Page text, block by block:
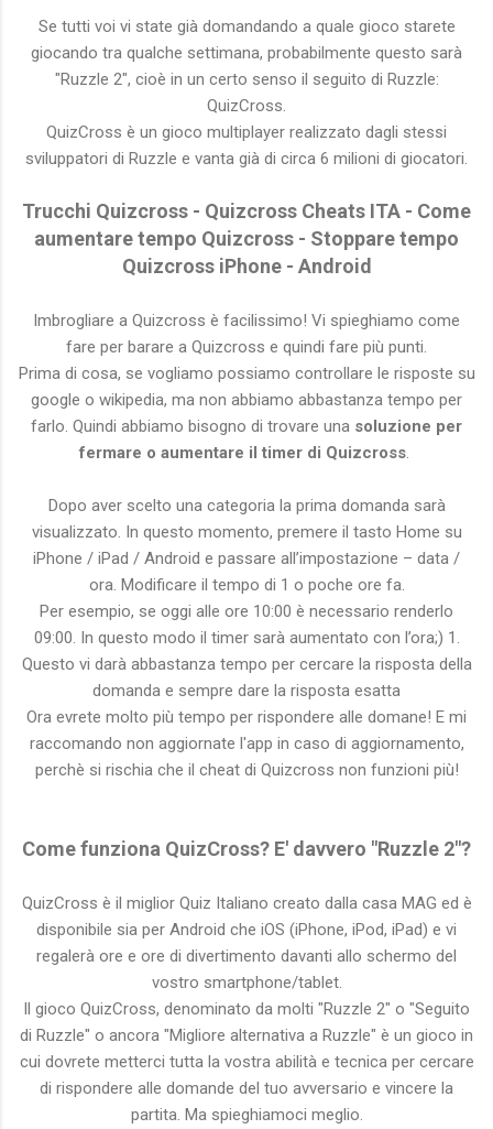
Se tutti voi vi state già domandando a quale gioco starete
giocando tra qualche settimana, probabilmente questo sarà
"Ruzzle 2", cioè in un certo senso il seguito di Ruzzle:
QuizCross.
QuizCross è un gioco multiplayer realizzato dagli stessi
sviluppatori di Ruzzle e vanta già di circa 6 milioni di giocatori.
Trucchi Quizcross - Quizcross Cheats ITA - Come
aumentare tempo Quizcross - Stoppare tempo
Quizcross iPhone - Android
Imbrogliare a Quizcross è facilissimo! Vi spieghiamo come
fare per barare a Quizcross e quindi fare più punti.
Prima di cosa, se vogliamo possiamo controllare le risposte su
google o wikipedia, ma non abbiamo abbastanza tempo per
farlo. Quindi abbiamo bisogno di trovare una soluzione per
fermare o aumentare il timer di Quizcross
Dopo aver scelto una categoria la prima domanda sarà
visualizzato. In questo momento, premere il tasto Home su
iPhone / iPad / Android e passare all’impostazione – data /
ora. Modificare il tempo di 1 o poche ore fa.
Per esempio, se oggi alle ore 10:00 è necessario renderlo
09:00. In questo modo il timer sarà aumentato con l’ora;) 1.
Questo vi darà abbastanza tempo per cercare la risposta della
domanda e sempre dare la risposta esatta
Ora evrete molto più tempo per rispondere alle domane! E mi
raccomando non aggiornate l'app in caso di aggiornamento,
perchè si rischia che il cheat di Quizcross non funzioni più!
Come funziona QuizCross? E' davvero "Ruzzle 2"?
QuizCross è il miglior Quiz Italiano creato dalla casa MAG ed è
disponibile sia per Android che iOS (iPhone, iPod, iPad) e vi
regalerà ore e ore di divertimento davanti allo schermo del
vostro smartphone/tablet.
Il gioco QuizCross, denominato da molti "Ruzzle 2" o "Seguito
di Ruzzle" o ancora "Migliore alternativa a Ruzzle" è un gioco in
cui dovrete metterci tutta la vostra abilità e tecnica per cercare
di rispondere alle domande del tuo avversario e vincere la
partita. Ma spieghiamoci meglio.